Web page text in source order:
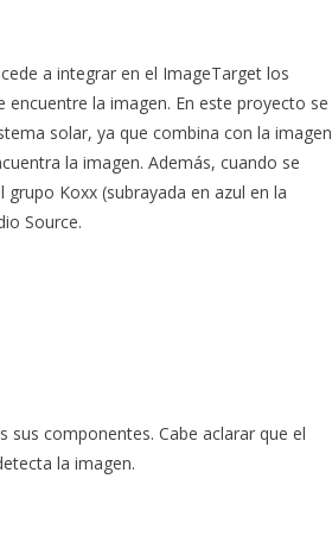
a integrar en el ImageTarget los
la imagen. En este proyecto se
solar, ya que combina con la imagen
la imagen. Además, cuando se
Koxx (subrayada en azul en la
Source.
componentes. Cabe aclarar que el
la imagen.